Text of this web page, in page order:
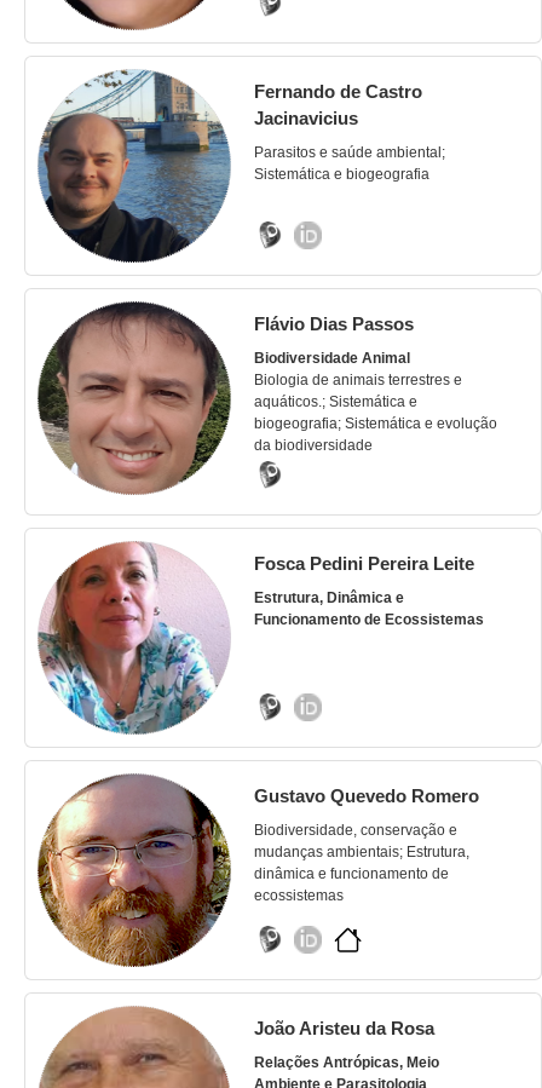
Fernando de Castro
Jacinavicius
Parasitos e saúde ambiental;
Sistemática e biogeografia
Flávio Dias Passos
Biodiversidade Animal
Biologia de animais terrestres e
aquáticos.; Sistemática e
biogeografia; Sistemática e evolução
da biodiversidade
Fosca Pedini Pereira Leite
Estrutura, Dinâmica e
Funcionamento de Ecossistemas
Gustavo Quevedo Romero
Biodiversidade, conservação e
mudanças ambientais; Estrutura,
dinâmica e funcionamento de
ecossistemas
João Aristeu da Rosa
Relações Antrópicas, Meio